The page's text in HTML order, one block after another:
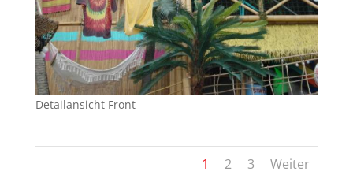
Detailansicht Front
1 2 3 Weiter